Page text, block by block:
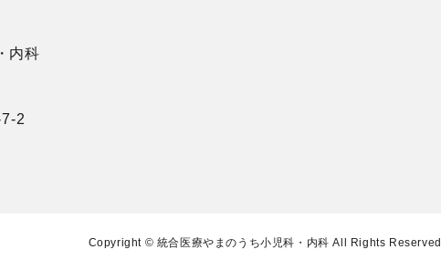
内科
2
Copyright © 統合医療やまのうち小児科・内科 All Rights Reserved.